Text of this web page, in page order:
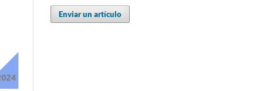
Enviar un artículo